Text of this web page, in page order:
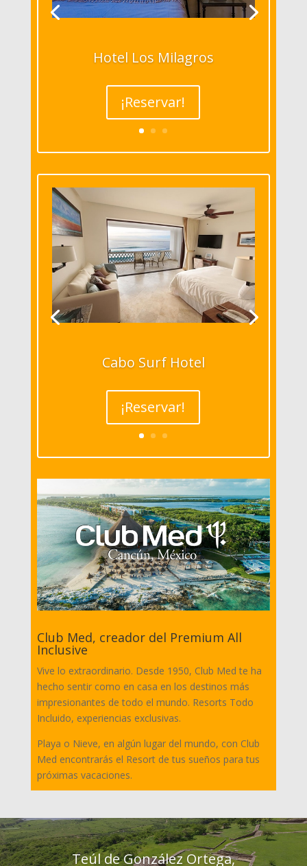
Hotel Los Milagros
¡Reservar!
Cabo Surf Hotel
¡Reservar!
Club Med, creador del Premium All
Inclusive
Vive lo extraordinario. Desde 1950, Club Med te ha
hecho sentir como en casa en los destinos más
impresionantes de todo el mundo. Resorts Todo
Incluido, experiencias exclusivas.
Playa o Nieve, en algún lugar del mundo, con Club
Med encontrarás el Resort de tus sueños para tus
próximas vacaciones.
Teúl de González Ortega,